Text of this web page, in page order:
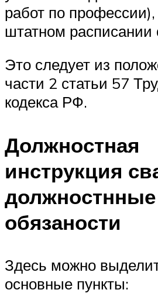
работ по профессии),
штатном расписании
Это следует из
части 2 статьи 57
кодекса РФ.
Должностная
инструкция
должностнные
обязаности
Здесь можно
основные пункты: